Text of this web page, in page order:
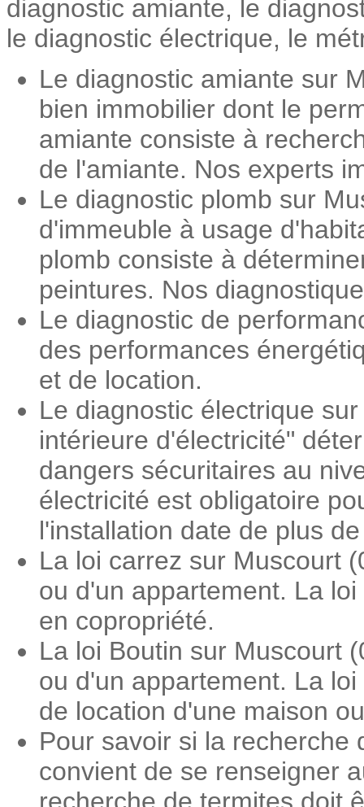
diagnostic amiante, le
le diagnostic électrique, le
Le diagnostic amiante sur
bien immobilier dont le
amiante consiste à
de l'amiante. Nos experts
Le diagnostic plomb sur
d'immeuble à usage
plomb consiste à
peintures. Nos
Le diagnostic de
des performances
et de location.
Le diagnostic électrique
intérieure d'électricité"
dangers sécuritaires au
électricité est obligatoire
l'installation date de plus
La loi carrez sur Muscourt
ou d'un appartement. La
en copropriété.
La loi Boutin sur Muscourt
ou d'un appartement. La
de location d'une maison
Pour savoir si la recherche
convient de se renseigner